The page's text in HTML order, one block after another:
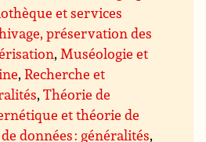
et services
préservation des
,Muséologie et
,Recherche et
,Théorie de
et théorie de
données : généralités,